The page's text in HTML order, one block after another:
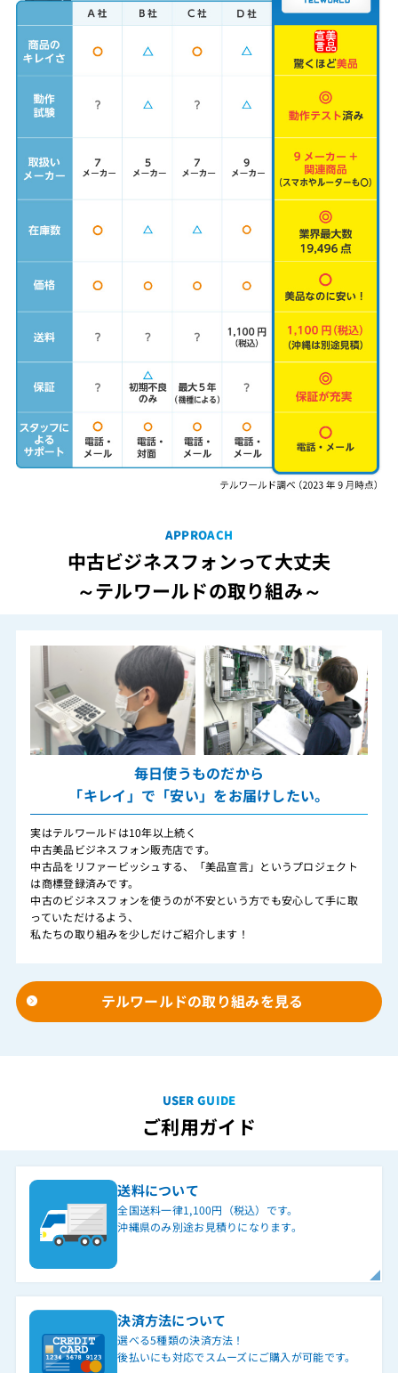
APPROACH
中古ビジネスフォンって大丈夫
～テルワールドの取り組み～
毎日使うものだから
「キレイ」で「安い」をお届けしたい。
実はテルワールドは10年以上続く
中古美品ビジネスフォン販売店です。
中古品をリファービッシュする、「美品宣言」というプロジェクト
は商標登録済みです。
中古のビジネスフォンを使うのが不安という方でも安心して手に取
っていただけるよう、
私たちの取り組みを少しだけご紹介します！
テルワールドの取り組みを見る
USER GUIDE
ご利用ガイド
送料について
全国送料一律1,100円（税込）です。
沖縄県のみ別途お見積りになります。
決済方法について
選べる5種類の決済方法！
後払いにも対応でスムーズにご購入が可能です。